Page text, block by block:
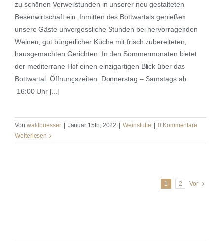
Weinstube
zu schönen Verweilstunden in unserer neu gestalteten
Besenwirtschaft ein. Inmitten des Bottwartals genießen
unsere Gäste unvergessliche Stunden bei hervorragenden
Weinen, gut bürgerlicher Küche mit frisch zubereiteten,
hausgemachten Gerichten. In den Sommermonaten bietet
der mediterrane Hof einen einzigartigen Blick über das
Bottwartal. Öffnungszeiten: Donnerstag – Samstags ab
16:00 Uhr [...]
Von waldbuesser Januar 15th, 2022 Weinstube
0 Kommentare
Weiterlesen
1 2 Vor